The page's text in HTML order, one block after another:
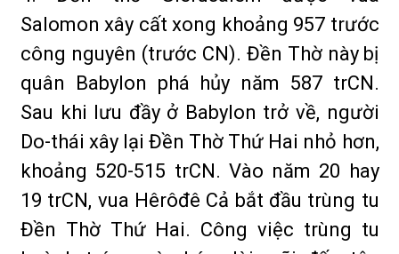
Salomon xây cất xong khoảng 957 trước
công nguyên (trước CN). Đền Thờ này bị
quân Babylon phá hủy năm 587 trCN.
Sau khi lưu đầy ở Babylon trở về, người
Do-thái xây lại Đền Thờ Thứ Hai nhỏ hơn,
khoảng 520-515 trCN. Vào năm 20 hay
19 trCN, vua Hêrôđê Cả bắt đầu trùng tu
Đền Thờ Thứ Hai. Công việc trùng tu